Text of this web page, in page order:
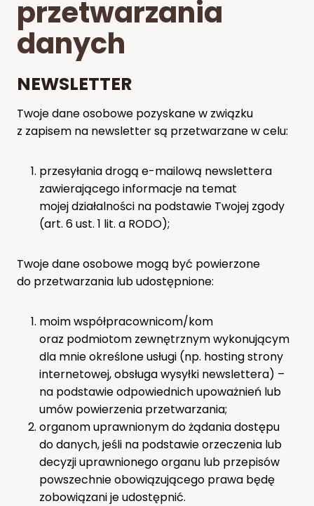
przetwarzania
danych
NEWSLETTER
Twoje dane osobowe pozyskane w związku
z zapisem na newsletter są przetwarzane w celu:
przesyłania drogą e-mailową newslettera
zawierającego informacje na temat
mojej działalności na podstawie Twojej zgody
(art. 6 ust. 1 lit. a RODO);
Twoje dane osobowe mogą być powierzone
do przetwarzania lub udostępnione:
moim współpracownicom/kom
oraz podmiotom zewnętrznym wykonującym
dla mnie określone usługi (np. hosting strony
internetowej, obsługa wysyłki newslettera) –
na podstawie odpowiednich upoważnień lub
umów powierzenia przetwarzania;
organom uprawnionym do żądania dostępu
do danych, jeśli na podstawie orzeczenia lub
decyzji uprawnionego organu lub przepisów
powszechnie obowiązującego prawa będę
zobowiązani je udostępnić.